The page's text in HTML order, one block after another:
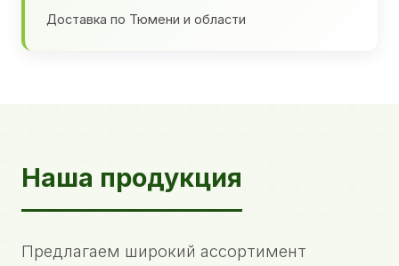
Доставка по Тюмени и области
Наша продукция
Предлагаем широкий ассортимент